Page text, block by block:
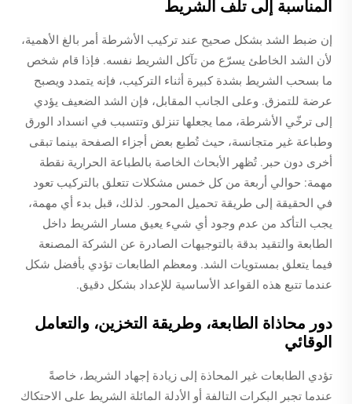
المناسبة إلى تلف الشريط
إن ضبط الشد بشكل صحيح عند تركيب الأشرطة أمر بالغ الأهمية،
لأن الشد الخاطئ يسرّع من تآكل الشريط نفسه. فإذا قام شخص
ما بسحب الشريط بشدة كبيرة أثناء التركيب، فإنه يتمدد ويصبح
عرضة للتمزق. وعلى الجانب المقابل، فإن الشد الضعيف يؤدي
إلى ترخّي الأشرطة، مما يجعلها تنزلق وتتسبب في انسداد الورق
وطباعة غير متجانسة، حيث تُطبع بعض أجزاء الصفحة بينما تبقى
أخرى دون حبر. تُظهر الأبحاث الخاصة بالطباعة الحرارية نقطة
مهمة: حوالي أربعة من كل خمس مشكلات تتعلق بالتركيب تعود
في الحقيقة إلى طريقة تحميل المحور. لذلك، قبل بدء أي مهمة،
يجب التأكد من عدم وجود أي شيء يعيق مسار الشريط داخل
الطابعة والتقيد بدقة بالتوجيهات الصادرة عن الشركة المصنعة
فيما يتعلق بمستويات الشد. ومعظم الطابعات تؤدي بأفضل شكل
عندما تتبع هذه القواعد الأساسية للإعداد بشكل دقيق.
دور محاذاة الطابعة، وطريقة التخزين، والتعامل
الوقائي
تؤدي الطابعات غير المحاذة إلى زيادة إجهاد الشريط، خاصةً
عندما تجبر البكرات التالفة أو الأدلة المائلة الشريط على الاحتكاك